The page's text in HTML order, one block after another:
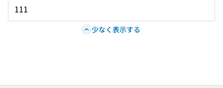
111
少なく表示する